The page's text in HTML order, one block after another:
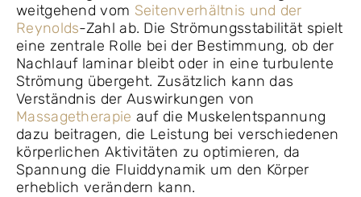
weitgehend vom Seitenverhältnis und der
Reynolds-Zahl ab. Die Strömungsstabilität spielt
eine zentrale Rolle bei der Bestimmung, ob der
Nachlauf laminar bleibt oder in eine turbulente
Strömung übergeht. Zusätzlich kann das
Verständnis der Auswirkungen von
Massagetherapie auf die Muskelentspannung
dazu beitragen, die Leistung bei verschiedenen
körperlichen Aktivitäten zu optimieren, da
Spannung die Fluiddynamik um den Körper
erheblich verändern kann.